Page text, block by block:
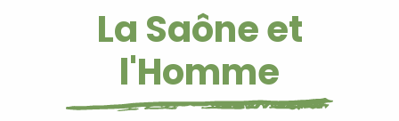
La Saône et
l'Homme